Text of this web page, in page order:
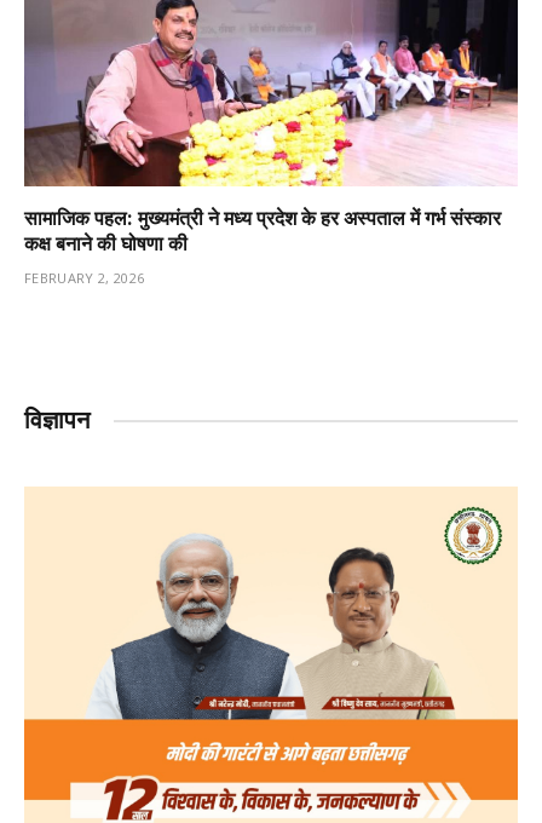
सामाजिक पहल: मुख्यमंत्री ने मध्य प्रदेश के हर अस्पताल में गर्भ संस्कार
कक्ष बनाने की घोषणा की
FEBRUARY 2, 2026
विज्ञापन